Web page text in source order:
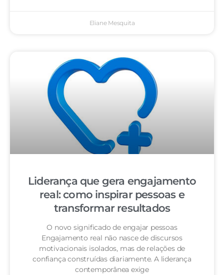
Eliane Mesquita
Liderança que gera engajamento
real: como inspirar pessoas e
transformar resultados
O novo significado de engajar pessoas
Engajamento real não nasce de discursos
motivacionais isolados, mas de relações de
confiança construídas diariamente. A liderança
contemporânea exige